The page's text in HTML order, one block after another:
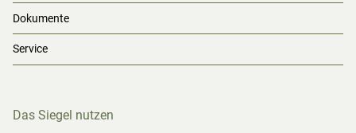
Dokumente
Service
Das Siegel nutzen